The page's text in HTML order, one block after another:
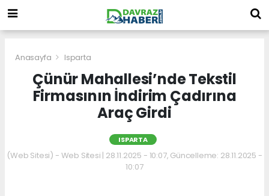
Anasayfa Isparta
Çünür Mahallesi’nde Tekstil
Firmasının İndirim Çadırına
Araç Girdi
ISPARTA
(Web Sitesi) - Web Sitesi | 28.11.2025 - 10:07, Güncelleme: 28.11.2025 -
10:07